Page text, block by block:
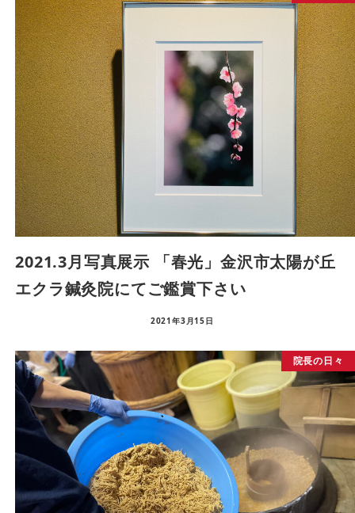
2021.3月写真展示 「春光」金沢市太陽が丘
エクラ鍼灸院にてご鑑賞下さい
2021年3月15日
院長の日々